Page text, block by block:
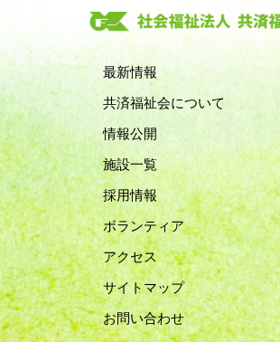
最新情報
共済福祉会について
情報公開
施設一覧
採用情報
ボランティア
アクセス
サイトマップ
お問い合わせ